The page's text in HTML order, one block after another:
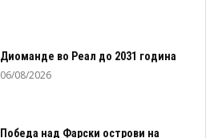
Диоманде во Реал до 2031 година
06/08/2026
Победа над Фарски острови на